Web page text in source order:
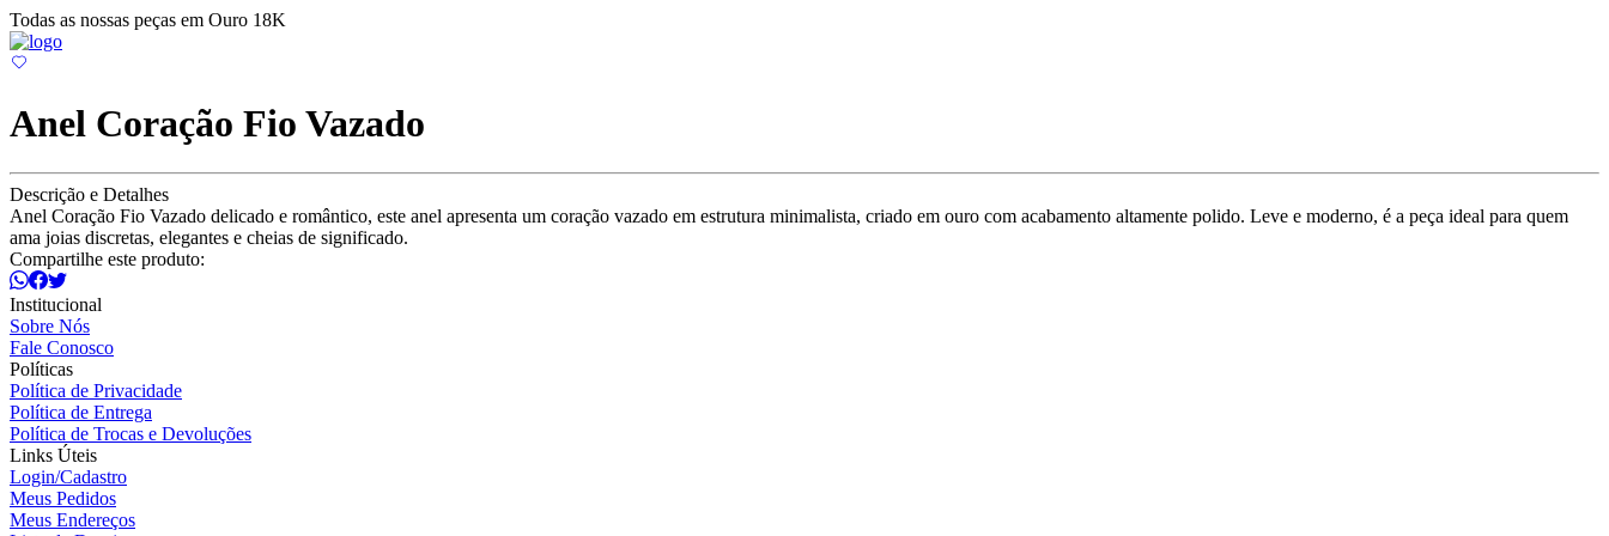
Todas as nossas peças em Ouro 18K
Anel Coração Fio Vazado
Descrição e Detalhes
Anel Coração Fio Vazado delicado e romântico, este anel apresenta um coração vazado em estrutura minimalista, criado em ouro com acabamento altamente polido. Leve e moderno, é a peça ideal para quem
ama joias discretas, elegantes e cheias de significado.
Compartilhe este produto:
Institucional
Sobre Nós
Fale Conosco
Políticas
Política de Privacidade
Política de Entrega
Política de Trocas e Devoluções
Links Úteis
Login/Cadastro
Meus Pedidos
Meus Endereços